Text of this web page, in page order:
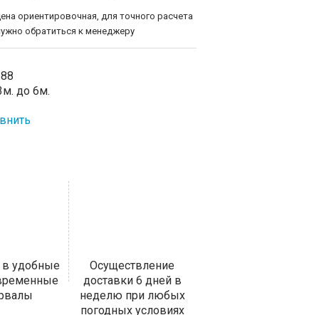
ориентировочная, для точного расчета
обратиться к менеджеру
до 6м.
в удобные
Осуществление
доставки 6 дней в
неделю при любых
погодных условиях